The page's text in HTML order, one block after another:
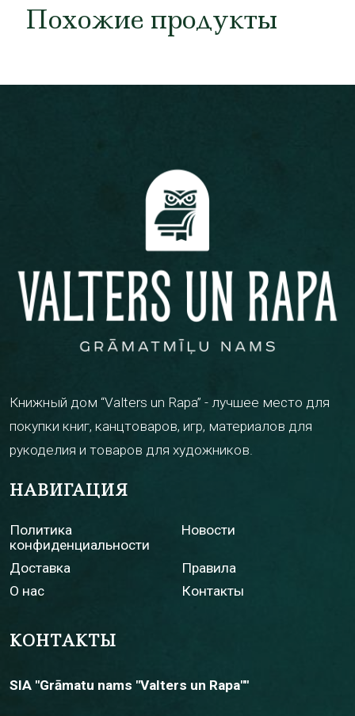
Похожие продукты
Книжный дом “Valters un Rapa” - лучшее место для
покупки книг, канцтоваров, игр, материалов для
рукоделия и товаров для художников.
НАВИГАЦИЯ
Политика
конфиденциальности
Новости
Доставка
Правила
О нас
Контакты
КОНТАКТЫ
SIA "Grāmatu nams "Valters un Rapa""